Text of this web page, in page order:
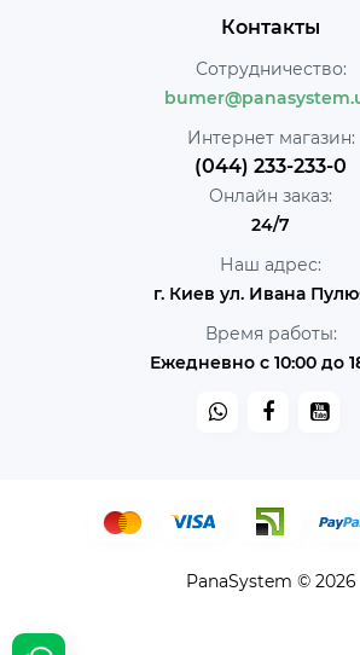
Контакты
Сотрудничество:
Интернет магазин:
(044) 233-233-0
Онлайн заказ:
24/7
Наш адрес:
г. Киев ул. Ивана
Время работы:
Ежедневно с 10:00 до
PanaSystem © 2026